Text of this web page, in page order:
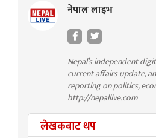
नेपाल लाइभ
Nepal’s independent
current affairs update,
reporting on politics,
http://nepallive.com
लेखकबाट थप